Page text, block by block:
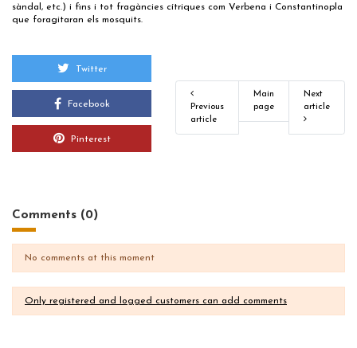
sàndal, etc.) i fins i tot fragàncies cítriques com Verbena i Constantinopla
que foragitaran els mosquits.
Twitter
Facebook
Pinterest
Previous
article
Main
page
Next
article
Comments (0)
No comments at this moment
Only registered and logged customers can add comments